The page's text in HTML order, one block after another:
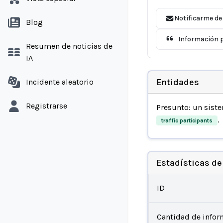
Blog
Resumen de noticias de
IA
Incidente aleatorio
Registrarse
Notificarme
Información
Entidades
Presunto: un
traffic participants .
Estadísticas
ID
Cantidad de